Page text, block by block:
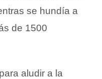
se hundía a
de 1500
aludir a la